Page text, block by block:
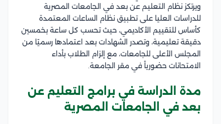
ويرتكز نظام التعليم عن بعد في الجامعات المصرية
للدراسات العليا على تطبيق نظام الساعات المعتمدة
كأساس للتقييم الأكاديمي، حيث تحسب كل ساعة بخمسين
دقيقة تعليمية، وتصدر الشهادات بعد اعتمادها رسميًا من
المجلس الأعلى للجامعات، مع إلزام الطلاب بأداء
الامتحانات حضورياً في مقر الجامعة.
مدة الدراسة في برامج التعليم عن
بعد في الجامعات المصرية